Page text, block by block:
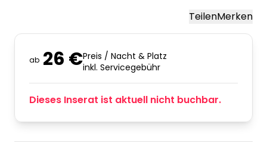
TeilenMerken
ab 26 €Preis / Nacht & Platz
inkl. Servicegebühr
Dieses Inserat ist aktuell nicht buchbar.